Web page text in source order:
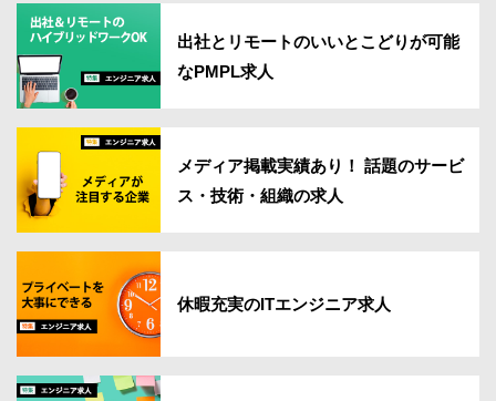
出社とリモートのいいとこどりが可能
なPMPL求人
メディア掲載実績あり！ 話題のサービ
ス・技術・組織の求人
休暇充実のITエンジニア求人